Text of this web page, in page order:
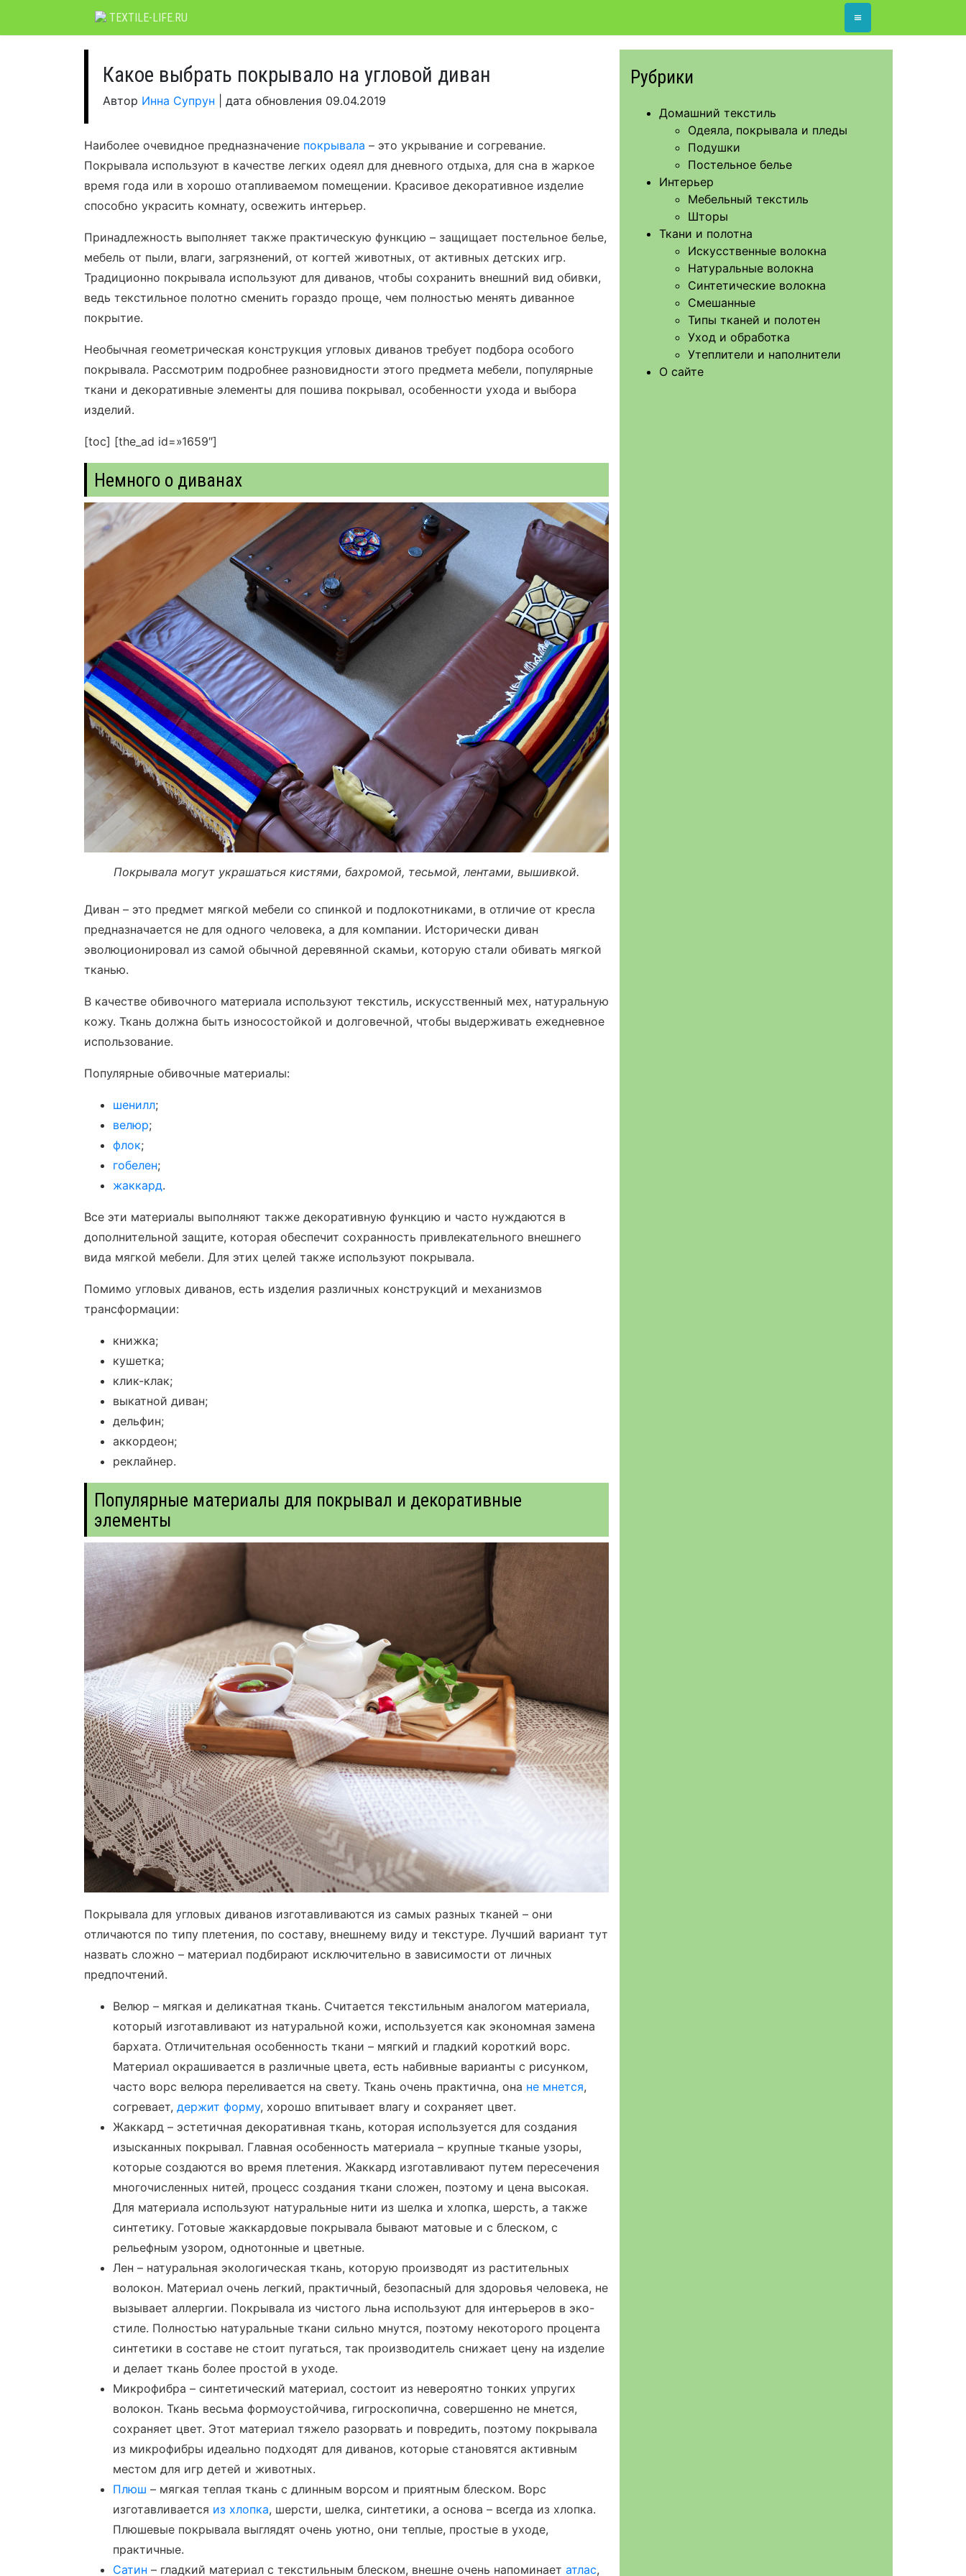
TEXTILE-LIFE.RU ≡
Какое выбрать покрывало на угловой диван
Автор Инна Супрун дата обновления 09.04.2019
Наиболее очевидное предназначение покрывала – это укрывание и согревание.
Покрывала используют в качестве легких одеял для дневного отдыха, для сна в жаркое
время года или в хорошо отапливаемом помещении. Красивое декоративное изделие
способно украсить комнату, освежить интерьер.
Принадлежность выполняет также практическую функцию – защищает постельное белье,
мебель от пыли, влаги, загрязнений, от когтей животных, от активных детских игр.
Традиционно покрывала используют для диванов, чтобы сохранить внешний вид обивки,
ведь текстильное полотно сменить гораздо проще, чем полностью менять диванное
покрытие.
Необычная геометрическая конструкция угловых диванов требует подбора особого
покрывала. Рассмотрим подробнее разновидности этого предмета мебели, популярные
ткани и декоративные элементы для пошива покрывал, особенности ухода и выбора
изделий.
[toc] [the_ad id=»1659″]
Немного о диванах
Покрывала могут украшаться кистями, бахромой, тесьмой, лентами, вышивкой.
Диван – это предмет мягкой мебели со спинкой и подлокотниками, в отличие от кресла
предназначается не для одного человека, а для компании. Исторически диван
эволюционировал из самой обычной деревянной скамьи, которую стали обивать мягкой
тканью.
В качестве обивочного материала используют текстиль, искусственный мех, натуральную
кожу. Ткань должна быть износостойкой и долговечной, чтобы выдерживать ежедневное
использование.
Популярные обивочные материалы:
шенилл;
велюр;
флок;
гобелен;
жаккард.
Все эти материалы выполняют также декоративную функцию и часто нуждаются в
дополнительной защите, которая обеспечит сохранность привлекательного внешнего
вида мягкой мебели. Для этих целей также используют покрывала.
Помимо угловых диванов, есть изделия различных конструкций и механизмов
трансформации:
книжка;
кушетка;
клик-клак;
выкатной диван;
дельфин;
аккордеон;
реклайнер.
Популярные материалы для покрывал и декоративные
элементы
Покрывала для угловых диванов изготавливаются из самых разных тканей – они
отличаются по типу плетения, по составу, внешнему виду и текстуре. Лучший вариант тут
назвать сложно – материал подбирают исключительно в зависимости от личных
предпочтений.
Велюр – мягкая и деликатная ткань. Считается текстильным аналогом материала,
который изготавливают из натуральной кожи, используется как экономная замена
бархата. Отличительная особенность ткани – мягкий и гладкий короткий ворс.
Материал окрашивается в различные цвета, есть набивные варианты с рисунком,
часто ворс велюра переливается на свету. Ткань очень практична, она не мнется,
согревает, держит форму, хорошо впитывает влагу и сохраняет цвет.
Жаккард – эстетичная декоративная ткань, которая используется для создания
изысканных покрывал. Главная особенность материала – крупные тканые узоры,
которые создаются во время плетения. Жаккард изготавливают путем пересечения
многочисленных нитей, процесс создания ткани сложен, поэтому и цена высокая.
Для материала используют натуральные нити из шелка и хлопка, шерсть, а также
синтетику. Готовые жаккардовые покрывала бывают матовые и с блеском, с
рельефным узором, однотонные и цветные.
Лен – натуральная экологическая ткань, которую производят из растительных
волокон. Материал очень легкий, практичный, безопасный для здоровья человека, не
вызывает аллергии. Покрывала из чистого льна используют для интерьеров в эко-
стиле. Полностью натуральные ткани сильно мнутся, поэтому некоторого процента
синтетики в составе не стоит пугаться, так производитель снижает цену на изделие
и делает ткань более простой в уходе.
Микрофибра – синтетический материал, состоит из невероятно тонких упругих
волокон. Ткань весьма формоустойчива, гигроскопична, совершенно не мнется,
сохраняет цвет. Этот материал тяжело разорвать и повредить, поэтому покрывала
из микрофибры идеально подходят для диванов, которые становятся активным
местом для игр детей и животных.
Плюш – мягкая теплая ткань с длинным ворсом и приятным блеском. Ворс
изготавливается из хлопка, шерсти, шелка, синтетики, а основа – всегда из хлопка.
Плюшевые покрывала выглядят очень уютно, они теплые, простые в уходе,
практичные.
Сатин – гладкий материал с текстильным блеском, внешне очень напоминает атлас,
Рубрики
Домашний текстиль
Одеяла, покрывала и пледы
Подушки
Постельное белье
Интерьер
Мебельный текстиль
Шторы
Ткани и полотна
Искусственные волокна
Натуральные волокна
Синтетические волокна
Смешанные
Типы тканей и полотен
Уход и обработка
Утеплители и наполнители
О сайте